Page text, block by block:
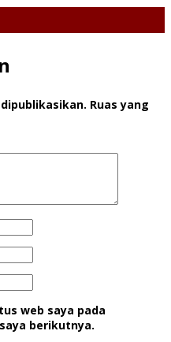
Ruas yang
web saya pada
berikutnya.